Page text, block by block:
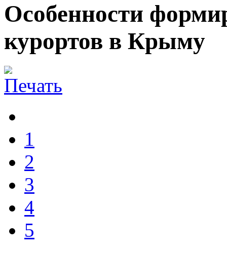
Особенности
курортов в Крыму
1
2
3
4
5